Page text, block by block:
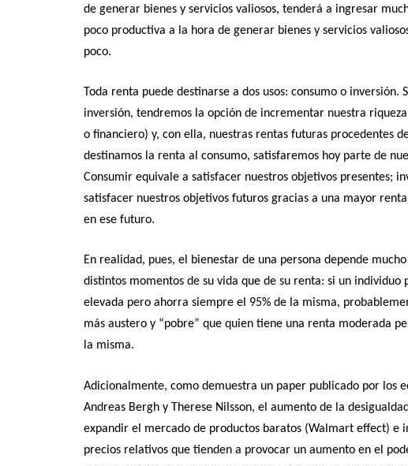
de generar bienes y servicios valiosos, tenderá a ingresar
poco productiva a la hora de generar bienes y servicios
poco.
Toda renta puede destinarse a dos usos: consumo o inversión.
inversión, tendremos la opción de incrementar nuestra
o financiero) y, con ella, nuestras rentas futuras procedentes
destinamos la renta al consumo, satisfaremos hoy parte de
Consumir equivale a satisfacer nuestros objetivos presentes;
satisfacer nuestros objetivos futuros gracias a una mayor
en ese futuro.
En realidad, pues, el bienestar de una persona depende
distintos momentos de su vida que de su renta: si un individuo
elevada pero ahorra siempre el 95% de la misma,
más austero y “pobre” que quien tiene una renta moderada
la misma.
Adicionalmente, como demuestra un paper publicado por los
Andreas Bergh y Therese Nilsson, el aumento de la
expandir el mercado de productos baratos (Walmart effect) e
precios relativos que tienden a provocar un aumento en el